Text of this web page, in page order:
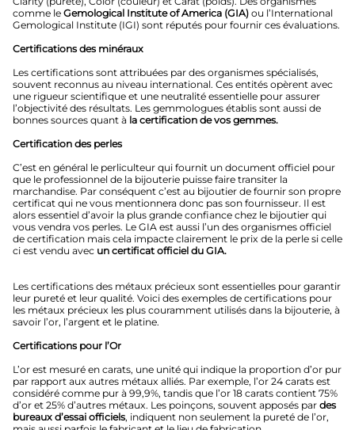
comme le Gemological Institute of America (GIA) ou l’International
Gemological Institute (IGI) sont réputés pour fournir ces évaluations.
Certifications des minéraux
Les certifications sont attribuées par des organismes spécialisés,
souvent reconnus au niveau international. Ces entités opèrent avec
une rigueur scientifique et une neutralité essentielle pour assurer
l’objectivité des résultats. Les gemmologues établis sont aussi de
bonnes sources quant à la certification de vos gemmes.
Certification des perles
C’est en général le perliculteur qui fournit un document officiel pour
que le professionnel de la bijouterie puisse faire transiter la
marchandise. Par conséquent c’est au bijoutier de fournir son propre
certificat qui ne vous mentionnera donc pas son fournisseur. Il est
alors essentiel d’avoir la plus grande confiance chez le bijoutier qui
vous vendra vos perles. Le GIA est aussi l’un des organismes officiel
de certification mais cela impacte clairement le prix de la perle si celle
ci est vendu avec un certificat officiel du GIA.
Les certifications des métaux précieux sont essentielles pour garantir
leur pureté et leur qualité. Voici des exemples de certifications pour
les métaux précieux les plus couramment utilisés dans la bijouterie, à
savoir l’or, l’argent et le platine.
Certifications pour l’Or
L’or est mesuré en carats, une unité qui indique la proportion d’or pur
par rapport aux autres métaux alliés. Par exemple, l’or 24 carats est
considéré comme pur à 99,9%, tandis que l’or 18 carats contient 75%
d’or et 25% d’autres métaux. Les poinçons, souvent apposés par des
bureaux d’essai officiels, indiquent non seulement la pureté de l’or,